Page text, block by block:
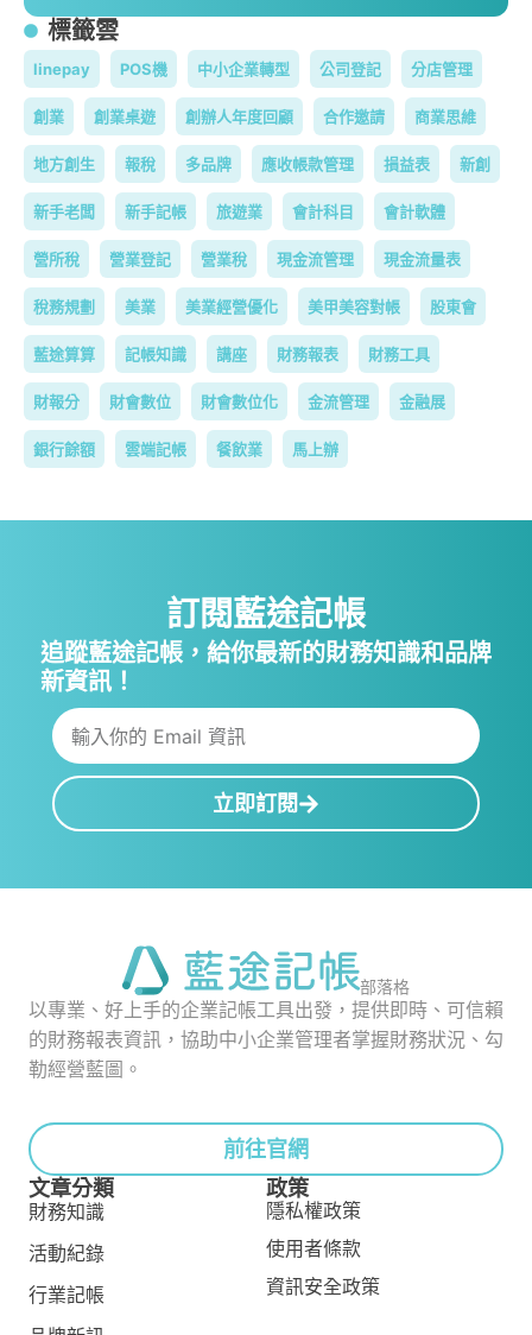
標籤雲
linepay POS機 中小企業轉型 公司登記 分店管理
創業 創業桌遊 創辦人年度回顧 合作邀請 商業思維
地方創生 報稅 多品牌 應收帳款管理 損益表 新創
新手老闆 新手記帳 旅遊業 會計科目 會計軟體
營所稅 營業登記 營業稅 現金流管理 現金流量表
稅務規劃 美業 美業經營優化 美甲美容對帳 股東會
藍途算算 記帳知識 講座 財務報表 財務工具
財報分 財會數位 財會數位化 金流管理 金融展
銀行餘額 雲端記帳 餐飲業 馬上辦
訂閱藍途記帳
追蹤藍途記帳，給你最新的財務知識和品牌
新資訊！
立即訂閱
部落格
以專業、好上手的企業記帳工具出發，提供即時、可信賴
的財務報表資訊，協助中小企業管理者掌握財務狀況、勾
勒經營藍圖。
前往官網
文章分類
財務知識
活動紀錄
行業記帳
政策
隱私權政策
使用者條款
資訊安全政策